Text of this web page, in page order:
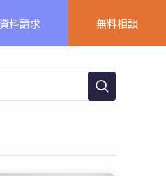
資料請求 無料相談